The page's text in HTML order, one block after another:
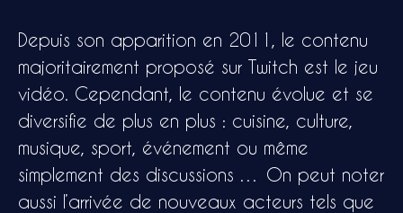
Depuis son apparition en 2011, le contenu
majoritairement proposé sur Twitch est le jeu
vidéo. Cependant, le contenu évolue et se
diversifie de plus en plus : cuisine, culture,
musique, sport, événement ou même
simplement des discussions … On peut noter
aussi l’arrivée de nouveaux acteurs tels que